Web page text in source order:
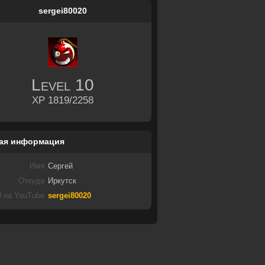
sergei80020
Level 10
XP 1819/2258
информация
Имя Сергей
Откуда Иркутск
на YouTube sergei80020